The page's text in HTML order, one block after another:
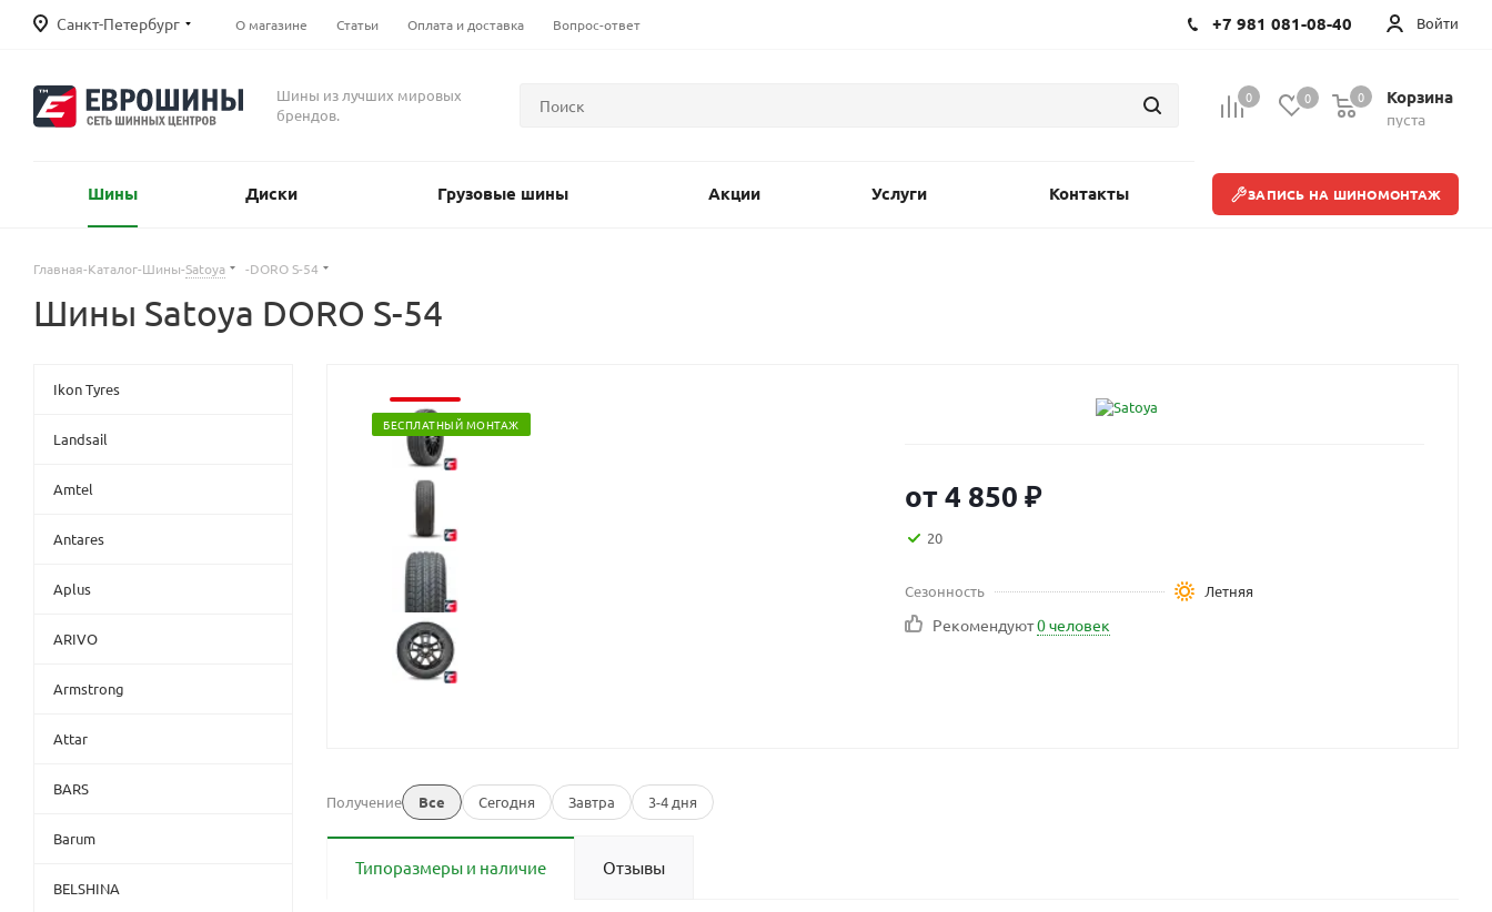
Санкт-Петербург О магазине Статьи Оплата и доставка Вопрос-ответ Войти
+7 981 081-08-40
Шины из лучших мировых
брендов.
0 0 Корзина
пуста
0
Шины Диски Грузовые шины Акции Услуги Контакты ЗАПИСЬ НА ШИНОМОНТАЖ
Главная-Каталог-Шины-Satoya -DORO S-54
Шины Satoya DORO S-54
БЕСПЛАТНЫЙ МОНТАЖ
от4 850 ₽
20
Сезонность Летняя
Рекомендуют0 человек
Получение Все Сегодня Завтра 3-4 дня
Типоразмеры и наличие Отзывы
Ikon Tyres
Landsail
Amtel
Antares
Aplus
ARIVO
Armstrong
Attar
BARS
Barum
BELSHINA